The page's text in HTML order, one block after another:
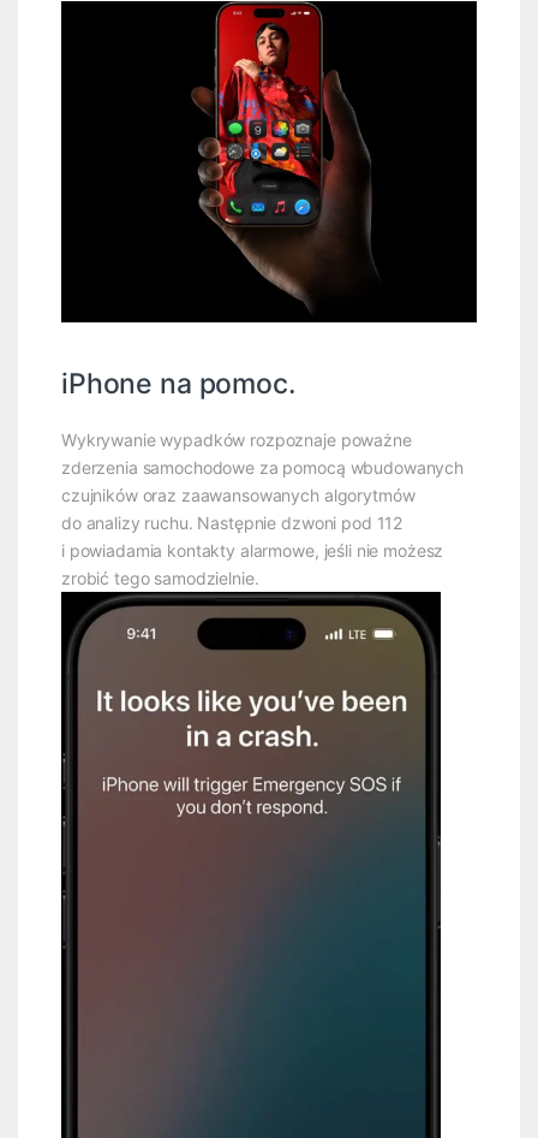
iPhone na pomoc.
Wykrywanie wypadków rozpoznaje poważne
zderzenia samochodowe za pomocą wbudowanych
czujników oraz zaawansowanych algorytmów
do analizy ruchu. Następnie dzwoni pod 112
i powiadamia kontakty alarmowe, jeśli nie możesz
zrobić tego samodzielnie.